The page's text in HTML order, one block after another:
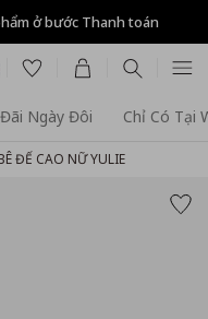
ở bước Thanh toán
Ngày Đôi Chỉ Có Tại
ĐẾ CAO NỮ YULIE